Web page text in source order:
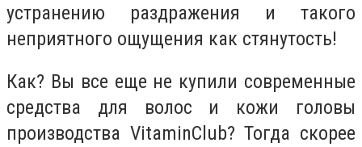
устранению раздражения и такого
неприятного ощущения как стянутость!
Как? Вы все еще не купили современные
средства для волос и кожи головы
производства VitaminClub? Тогда скорее